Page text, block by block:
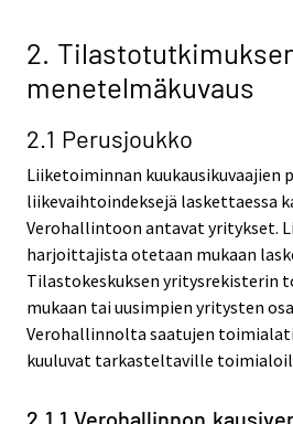
2. T
menetelmäkuvaus
2.1 Perusjoukko
Liiketoiminnan kuukausikuvaajien
liikevaihtoindeksejä laskettaessa
Verohallintoon antavat yritykset.
harjoittajista otetaan mukaan
Tilastokeskuksen yritysrekisterin
mukaan tai uusimpien yritysten
Verohallinnolta saatujen
kuuluvat tarkasteltaville
2.1.1 Verohallinnon